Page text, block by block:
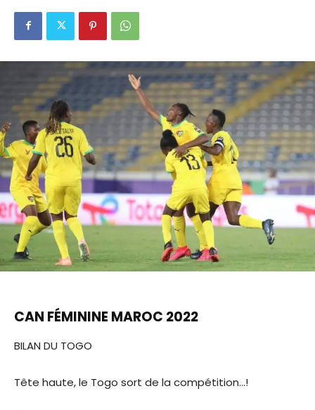
CAN FÉMININE MAROC 2022
BILAN DU TOGO
Tête haute, le Togo sort de la compétition…!